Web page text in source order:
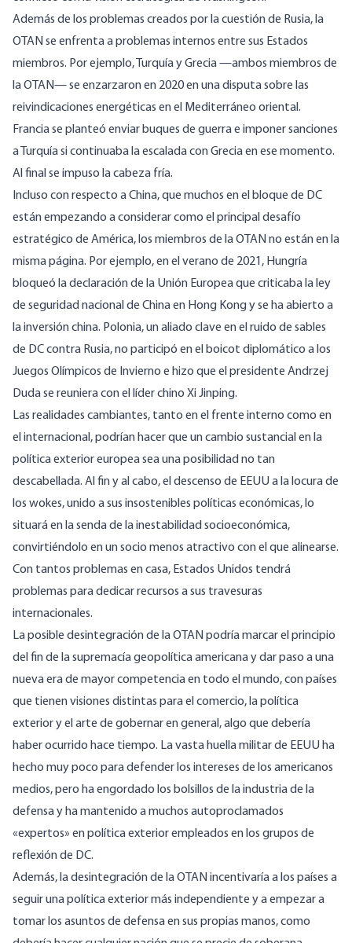
Además de los problemas creados por la cuestión de Rusia, la
OTAN se enfrenta a problemas internos entre sus Estados
miembros. Por ejemplo, Turquía y Grecia —ambos miembros de
la OTAN— se enzarzaron en 2020 en una disputa sobre las
reivindicaciones energéticas en el Mediterráneo oriental.
Franciase planteó enviar buques de guerra e imponer sanciones
a Turquía si continuaba la escalada con Grecia en ese momento.
Al final se impuso la cabeza fría.
Incluso con respecto a China, que muchos en el bloque de DC
están empezando a considerar como el principal desafío
estratégico de América, los miembros de la OTAN no están en la
misma página. Por ejemplo, en el verano de 2021, Hungría
bloqueó la declaración de la Unión Europea que criticaba la ley
de seguridad nacional de China en Hong Kong y se ha abierto a
lainversión china. Polonia, un aliado clave en el ruido de sables
de DC contra Rusia, no participó en el boicot diplomático a los
Juegos Olímpicos de Invierno e hizo que el presidente Andrzej
Duda se reuniera con el líder chino Xi Jinping.
Las realidades cambiantes, tanto en el frente interno como en
el internacional, podrían hacer que un cambio sustancial en la
política exterior europea sea una posibilidad no tan
descabellada. Al fin y al cabo, el descenso de EEUU a la locura de
los wokes, unido a sus insostenibles políticas económicas, lo
situará en la senda de la inestabilidad socioeconómica,
convirtiéndolo en un socio menos atractivo con el que alinearse.
Con tantos problemas en casa, Estados Unidos tendrá
problemas para dedicar recursos a sus travesuras
internacionales.
La posible desintegración de la OTAN podría marcar el principio
del fin de la supremacía geopolítica americana y dar paso a una
nueva era de mayor competencia en todo el mundo, con países
que tienen visiones distintas para el comercio, la política
exterior y el arte de gobernar en general, algo que debería
haber ocurrido hace tiempo. La vasta huella militar de EEUU ha
hecho muy poco para defender los intereses de los americanos
medios, pero ha engordado los bolsillos de la industria de la
defensa y ha mantenido a muchos autoproclamados
«expertos» en política exterior empleados en los grupos de
reflexión de DC.
Además, la desintegración de la OTAN incentivaría a los países a
seguir una política exterior más independiente y a empezar a
tomar los asuntos de defensa en sus propias manos, como